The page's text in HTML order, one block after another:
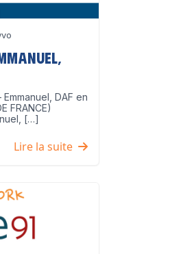
DAF en
FRANCE)
[…]
Lire la suite